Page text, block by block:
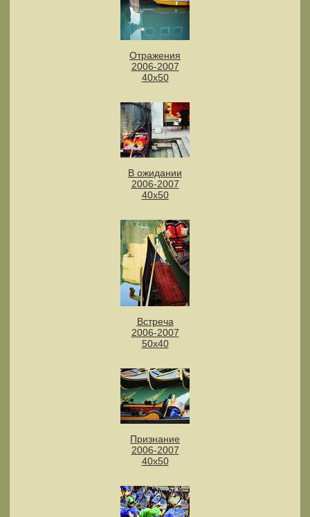
Отражения
2006-2007
40х50
В ожидании
2006-2007
40х50
Встреча
2006-2007
50х40
Признание
2006-2007
40х50